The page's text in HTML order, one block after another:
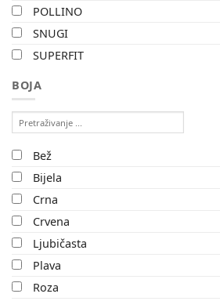
POLLINO
SNUGI
SUPERFIT
BOJA
Bež
Bijela
Crna
Crvena
Ljubičasta
Plava
Roza